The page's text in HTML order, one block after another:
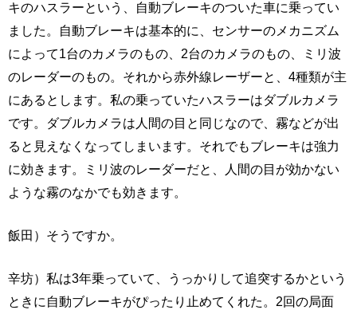
キのハスラーという、自動ブレーキのついた車に乗ってい
ました。自動ブレーキは基本的に、センサーのメカニズム
によって1台のカメラのもの、2台のカメラのもの、ミリ波
のレーダーのもの。それから赤外線レーザーと、4種類が主
にあるとします。私の乗っていたハスラーはダブルカメラ
です。ダブルカメラは人間の目と同じなので、霧などが出
ると見えなくなってしまいます。それでもブレーキは強力
に効きます。ミリ波のレーダーだと、人間の目が効かない
ような霧のなかでも効きます。
飯田）そうですか。
辛坊）私は3年乗っていて、うっかりして追突するかという
ときに自動ブレーキがぴったり止めてくれた。2回の局面